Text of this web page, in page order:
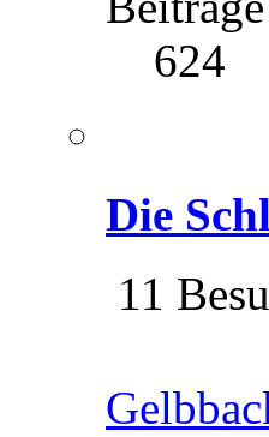
624
Die
11